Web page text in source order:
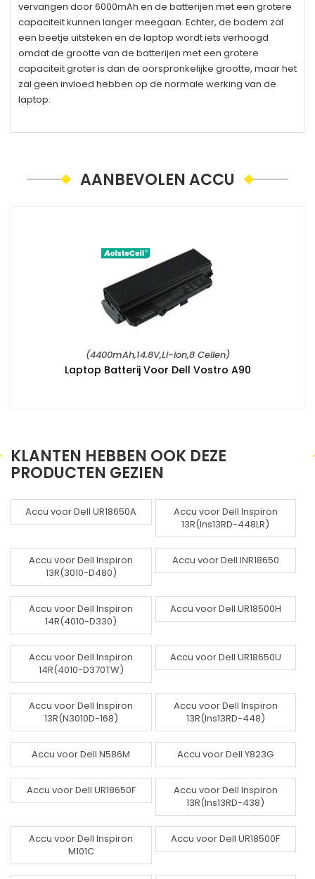
vervangen door 6000mAh en de batterijen met een grotere
capaciteit kunnen langer meegaan. Echter, de bodem zal
een beetje uitsteken en de laptop wordt iets verhoogd
omdat de grootte van de batterijen met een grotere
capaciteit groter is dan de oorspronkelijke grootte, maar het
zal geen invloed hebben op de normale werking van de
laptop.
AANBEVOLEN ACCU
(4400mAh,14.8V,Li-ion,8 Cellen)
Laptop Batterij Voor Dell Vostro A90
KLANTEN HEBBEN OOK DEZE
PRODUCTEN GEZIEN
Accu voor Dell UR18650A
Accu voor Dell Inspiron
13R(Ins13RD-448LR)
Accu voor Dell Inspiron
13R(3010-D480)
Accu voor Dell INR18650
Accu voor Dell Inspiron
14R(4010-D330)
Accu voor Dell UR18500H
Accu voor Dell Inspiron
14R(4010-D370TW)
Accu voor Dell UR18650U
Accu voor Dell Inspiron
13R(N3010D-168)
Accu voor Dell Inspiron
13R(Ins13RD-448)
Accu voor Dell N586M Accu voor Dell Y823G
Accu voor Dell UR18650F
Accu voor Dell Inspiron
13R(Ins13RD-438)
Accu voor Dell Inspiron
M101C
Accu voor Dell UR18500F